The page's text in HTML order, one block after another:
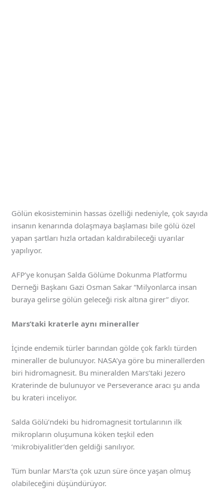
Gölün ekosisteminin hassas özelliği nedeniyle, çok sayıda
insanın kenarında dolaşmaya başlaması bile gölü özel
yapan şartları hızla ortadan kaldırabileceği uyarılar
yapılıyor.
AFP’ye konuşan Salda Gölüme Dokunma Platformu
Derneği Başkanı Gazi Osman Sakar “Milyonlarca insan
buraya gelirse gölün geleceği risk altına girer” diyor.
Mars’taki kraterle aynı mineraller
İçinde endemik türler barından gölde çok farklı türden
mineraller de bulunuyor. NASA’ya göre bu minerallerden
biri hidromagnesit. Bu mineralden Mars’taki Jezero
Kraterinde de bulunuyor ve Perseverance aracı şu anda
bu krateri inceliyor.
Salda Gölü’ndeki bu hidromagnesit tortularının ilk
mikropların oluşumuna köken teşkil eden
‘mikrobiyalitler’den geldiği sanılıyor.
Tüm bunlar Mars’ta çok uzun süre önce yaşan olmuş
olabileceğini düşündürüyor.